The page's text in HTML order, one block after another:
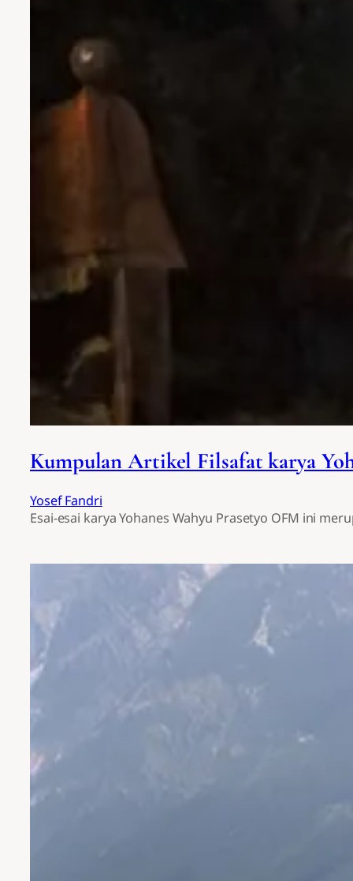
Kumpulan Artikel Filsafat karya
Yosef Fandri
Esai-esai karya Yohanes Wahyu Prasetyo OFM ini